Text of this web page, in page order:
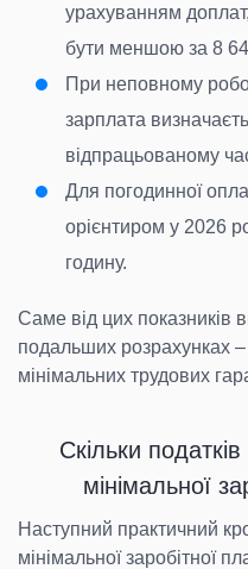
урахуванням
бути меншою за 8
При неповному
зарплата
відпрацьованому
Для погодинної
орієнтиром у 2026
годину.
Саме від цих показників
подальших розрахунках –
мінімальних трудових
Скільки
мінімальної
Наступний практичний
мінімальної заробітної